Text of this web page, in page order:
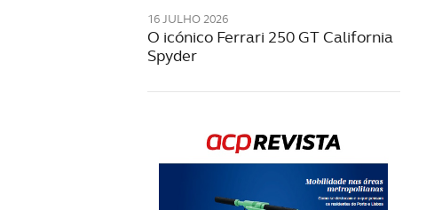
16 JULHO 2026
O icónico Ferrari 250 GT California
Spyder